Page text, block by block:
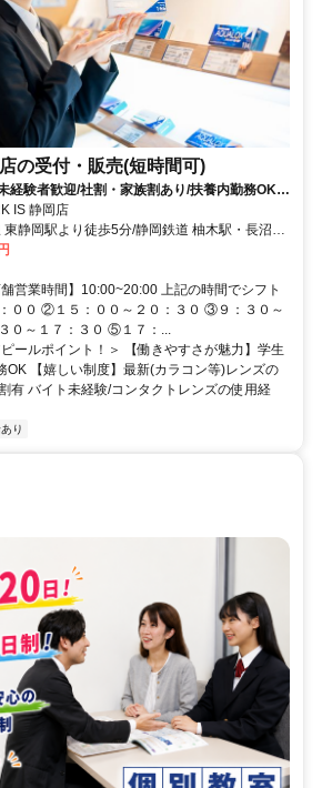
の受付・販売(短時間可)
経験者歓迎/社割・家族割あり/扶養内勤務OK、
定支給
IS 静岡店
営業時間】10:00~20:00 上記の時間でシフト
００ ②１５：００～２０：３０ ③９：３０～
０～１７：３０ ⑤１７：...
ールポイント！＞ 【働きやすさが魅力】学生
OK 【嬉しい制度】最新(カラコン等)レンズの
有 バイト未経験/コンタクトレンズの使用経
り